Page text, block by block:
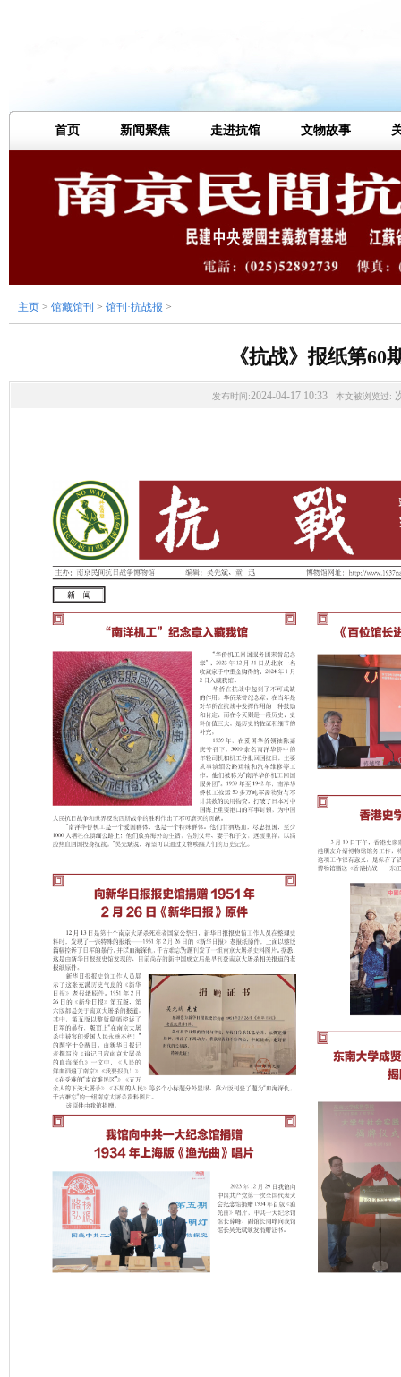
首页 新闻聚焦 走进抗馆 文物故事
主页 > 馆藏馆刊 > 馆刊·抗战报 >
《抗战》报纸第60
发布时间:2024-04-17 10:33 本文被浏览过: